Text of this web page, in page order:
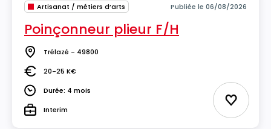
Artisanat / métiers d’arts Publiée le 06/08/2026
Poinçonneur plieur F/H
Lieu Trélazé - 49800
Salaire20-25 K€
DuréeDurée: 4 mois
TypeInterim Ajouter